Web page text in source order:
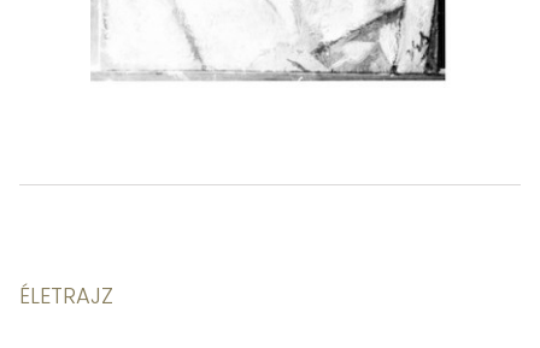
ÉLETRAJZ